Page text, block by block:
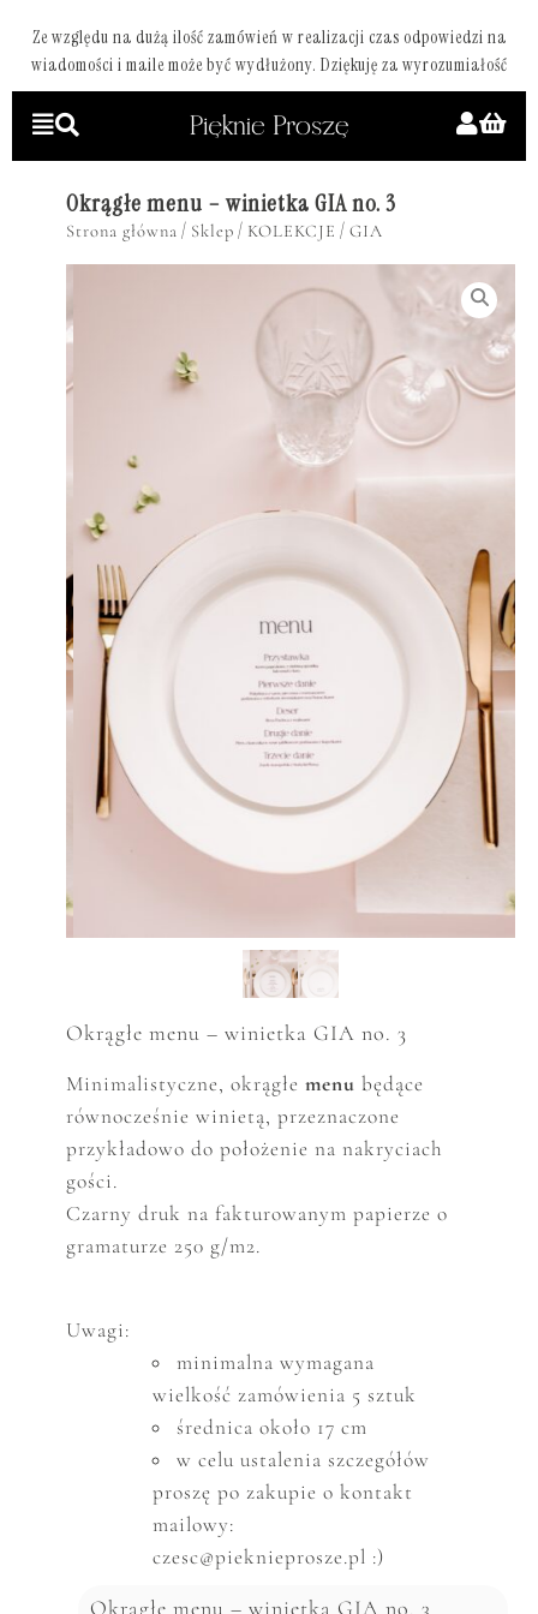
Ze względu na dużą ilość zamówień w realizacji czas odpowiedzi na
wiadomości i maile może być wydłużony. Dziękuję za wyrozumiałość
Okrągłe menu – winietka GIA no. 3
Strona główna / Sklep / KOLEKCJE / GIA
Okrągłe menu – winietka GIA no. 3
Minimalistyczne, okrągłe menu będące
równocześnie winietą, przeznaczone
przykładowo do położenie na nakryciach
gości.
Czarny druk na fakturowanym papierze o
gramaturze 250 g/m2.
Uwagi:
minimalna wymagana
wielkość zamówienia 5 sztuk
średnica około 17 cm
w celu ustalenia szczegółów
proszę po zakupie o kontakt
mailowy:
czesc@pieknieprosze.pl :)
Okrągłe menu – winietka GIA no. 3